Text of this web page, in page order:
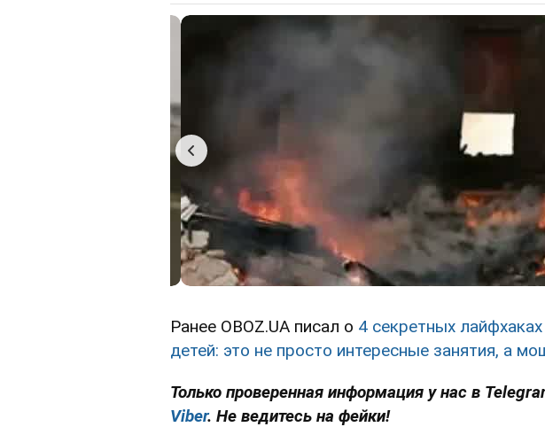
Ранее OBOZ.UA писал о 4 секретных
детей: это не просто интересные занятия, а
Только проверенная информация у нас в
Viber. Не ведитесь на фейки!